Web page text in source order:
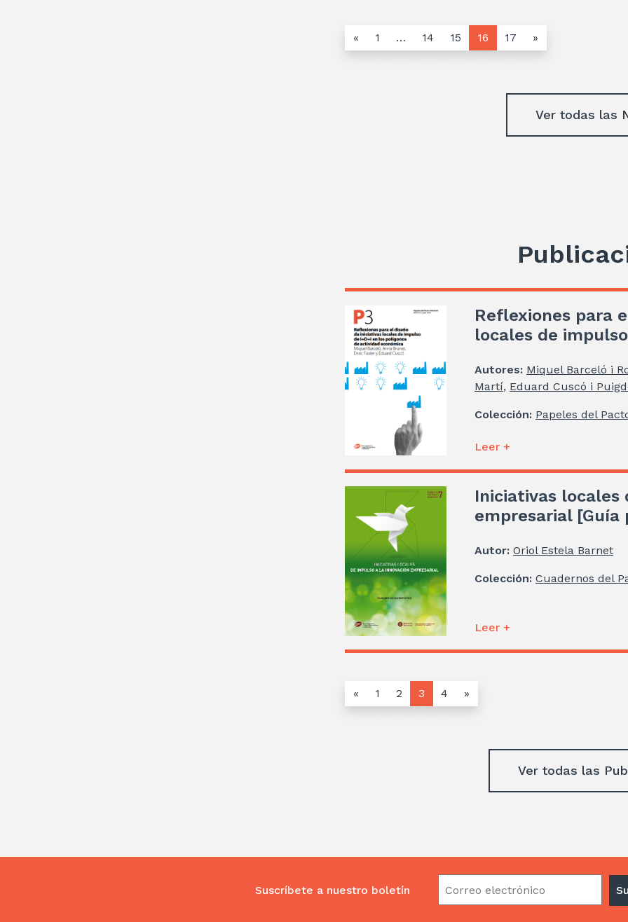
« 1 … 14 15 16 17 »
Ver todas las
Reflexiones para
locales de
Autores: Miquel Barceló i
Martí, Eduard Cuscó i
Colección: Papeles del
Leer +
Iniciativas locales
empresarial [Guía
Autor: Oriol Estela Barnet
Colección: Cuadernos del
Leer +
« 1 2 3 4 »
Ver todas las
Suscríbete a nuestro boletín